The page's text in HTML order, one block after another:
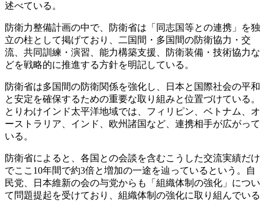
述べている。
防衛力整備計画の中で、防衛省は「同志国等との連携」を独
立の柱として掲げており、二国間・多国間の防衛協力・交
流、共同訓練・演習、能力構築支援、防衛装備・技術協力な
どを戦略的に推進する方針を明記している。
防衛省は多国間の防衛関係を強化し、日本と国際社会の平和
と安定を確保するための重要な取り組みと位置づけている。
とりわけインド太平洋地域では、フィリピン、ベトナム、オ
ーストラリア、インド、欧州諸国など、連携相手が広がって
いる。
防衛省によると、各国との会談を含むこうした交流実績だけ
でここ10年間で約3倍と増加の一途を辿っているという。自
民党、日本維新の会の与党からも「組織体制の強化」につい
て問題提起を受けており、組織体制の強化に取り組んでいる